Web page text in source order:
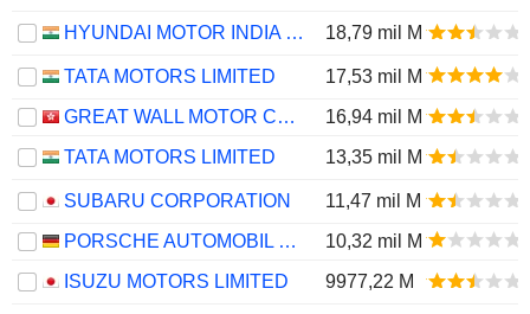
HYUNDAI MOTOR INDIA LIMITED 18,79 mil M
TATA MOTORS LIMITED
17,53 mil M
GREAT WALL MOTOR COMPANY LIMITED
16,94 mil M
TATA MOTORS LIMITED
13,35 mil M
SUBARU CORPORATION
11,47 mil M
PORSCHE AUTOMOBIL HOLDING SE
10,32 mil M
ISUZU MOTORS LIMITED
9977,22 M